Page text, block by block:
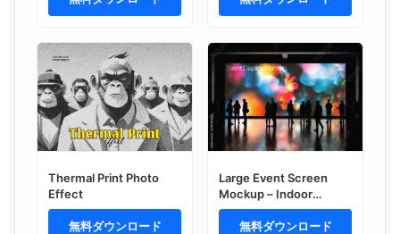
Thermal Print Photo
Effect
無料ダウンロード
Large Event Screen
Mockup – Indoor
Branding Presentation
(PSD)無料ダウンロード